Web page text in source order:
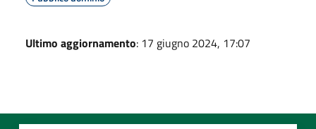
Ultimo aggiornamento: 17 giugno 2024, 17:07